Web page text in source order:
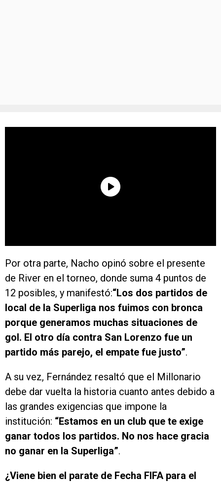
Por otra parte, Nacho opinó sobre el presente
de River en el torneo, donde suma 4 puntos de
12 posibles, y manifestó:“Los dos partidos de
local de la Superliga nos fuimos con bronca
porque generamos muchas situaciones de
gol. El otro día contra San Lorenzo fue un
partido más parejo, el empate fue justo”.
A su vez, Fernández resaltó que el Millonario
debe dar vuelta la historia cuanto antes debido a
las grandes exigencias que impone la
institución: “Estamos en un club que te exige
ganar todos los partidos. No nos hace gracia
no ganar en la Superliga”.
¿Viene bien el parate de Fecha FIFA para el